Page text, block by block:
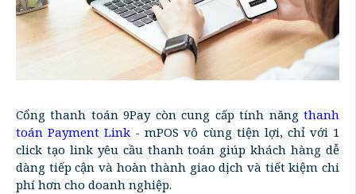
Cổng thanh toán 9Pay còn cung cấp tính năng thanh
toán Payment Link - mPOS vô cùng tiện lợi, chỉ với 1
click tạo link yêu cầu thanh toán giúp khách hàng dễ
dàng tiếp cận và hoàn thành giao dịch và tiết kiệm chi
phí hơn cho doanh nghiệp.